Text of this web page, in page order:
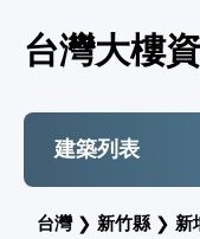
台灣大樓
建築列表
台灣❯ 新竹縣❯ 新